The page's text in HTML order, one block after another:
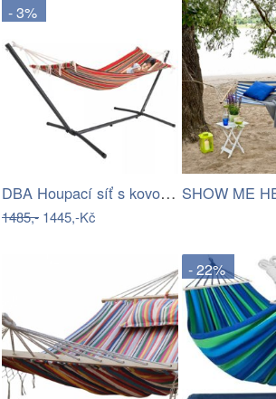
- 3%
DBA Houpací síť s kovovým rámem 200 x…
1485,- 1445,-Kč
- 22%